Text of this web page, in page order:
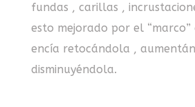
fundas , carillas ,
esto mejorado por el
encía retocándola ,
disminuyéndola.